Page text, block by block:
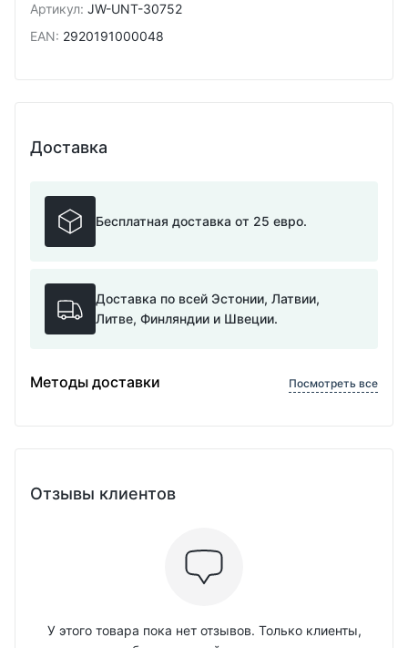
Артикул: JW-UNT-30752
EAN: 2920191000048
Доставка
Бесплатная доставка от 25 евро.
Доставка по всей Эстонии, Латвии,
Литве, Финляндии и Швеции.
Методы доставки Посмотреть все
Отзывы клиентов
У этого товара пока нет отзывов. Только клиенты,